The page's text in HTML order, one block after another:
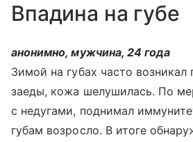
Впадина на губе
анонимно, мужчина, 24 года
Зимой на губах часто возникал
заеды, кожа шелушилась. По
с недугами, поднимал
губам возросло. В итоге